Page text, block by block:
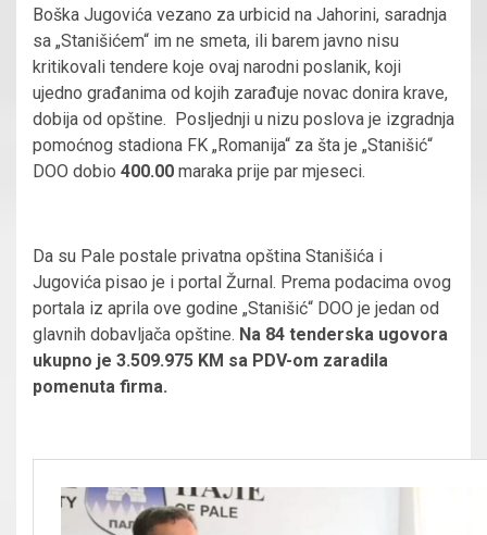
Boška Jugovića vezano za urbicid na Jahorini, saradnja
sa „Stanišićem“ im ne smeta, ili barem javno nisu
kritikovali tendere koje ovaj narodni poslanik, koji
ujedno građanima od kojih zarađuje novac donira krave,
dobija od opštine. Posljednji u nizu poslova je izgradnja
pomoćnog stadiona FK „Romanija“ za šta je „Stanišić“
DOO dobio 400.00 maraka prije par mjeseci.
Da su Pale postale privatna opština Stanišića i
Jugovića pisao je i portal Žurnal. Prema podacima ovog
portala iz aprila ove godine „Stanišić“ DOO je jedan od
glavnih dobavljača opštine. Na 84 tenderska ugovora
ukupno je 3.509.975 KM sa PDV-om zaradila
pomenuta firma.